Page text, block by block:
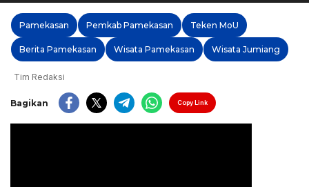
Pamekasan Pemkab Pamekasan Teken MoU
Berita Pamekasan Wisata Pamekasan Wisata Jumiang
Tim Redaksi
Bagikan Copy Link